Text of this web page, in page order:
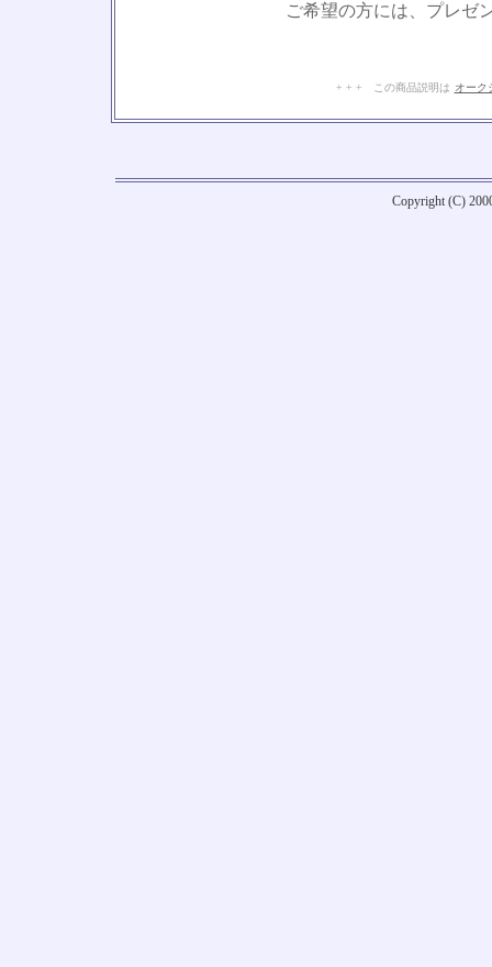
ご希望の方には、プレゼ
+ + + この商品説明は オーク
Copyright (C)